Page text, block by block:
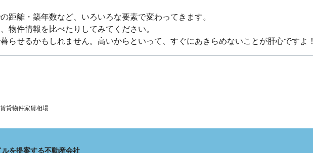
距離・築年数など、いろいろな要素で変わってきます。
物件情報を比べたりしてみてください。
らせるかもしれません。高いからといって、すぐにあきらめないことが肝心ですよ！
貸物件家賃相場
を提案する不動産会社